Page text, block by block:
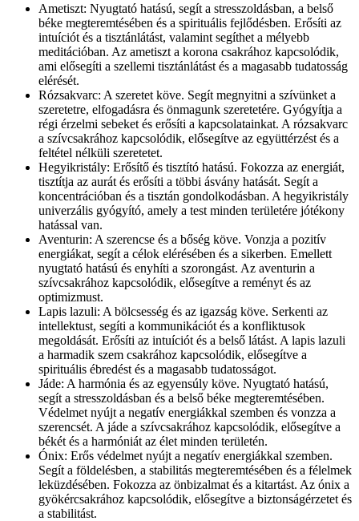
Ametiszt: Nyugtató hatású, segít a stresszoldásban, a belső
béke megteremtésében és a spirituális fejlődésben. Erősíti az
intuíciót és a tisztánlátást, valamint segíthet a mélyebb
meditációban. Az ametiszt a korona csakrához kapcsolódik,
ami elősegíti a szellemi tisztánlátást és a magasabb tudatosság
elérését.
Rózsakvarc: A szeretet köve. Segít megnyitni a szívünket a
szeretetre, elfogadásra és önmagunk szeretetére. Gyógyítja a
régi érzelmi sebeket és erősíti a kapcsolatainkat. A rózsakvarc
a szívcsakrához kapcsolódik, elősegítve az együttérzést és a
feltétel nélküli szeretetet.
Hegyikristály: Erősítő és tisztító hatású. Fokozza az energiát,
tisztítja az aurát és erősíti a többi ásvány hatását. Segít a
koncentrációban és a tisztán gondolkodásban. A hegyikristály
univerzális gyógyító, amely a test minden területére jótékony
hatással van.
Aventurin: A szerencse és a bőség köve. Vonzja a pozitív
energiákat, segít a célok elérésében és a sikerben. Emellett
nyugtató hatású és enyhíti a szorongást. Az aventurin a
szívcsakrához kapcsolódik, elősegítve a reményt és az
optimizmust.
Lapis lazuli: A bölcsesség és az igazság köve. Serkenti az
intellektust, segíti a kommunikációt és a konfliktusok
megoldását. Erősíti az intuíciót és a belső látást. A lapis lazuli
a harmadik szem csakrához kapcsolódik, elősegítve a
spirituális ébredést és a magasabb tudatosságot.
Jáde: A harmónia és az egyensúly köve. Nyugtató hatású,
segít a stresszoldásban és a belső béke megteremtésében.
Védelmet nyújt a negatív energiákkal szemben és vonzza a
szerencsét. A jáde a szívcsakrához kapcsolódik, elősegítve a
békét és a harmóniát az élet minden területén.
Ónix: Erős védelmet nyújt a negatív energiákkal szemben.
Segít a földelésben, a stabilitás megteremtésében és a félelmek
leküzdésében. Fokozza az önbizalmat és a kitartást. Az ónix a
gyökércsakrához kapcsolódik, elősegítve a biztonságérzetet és
a stabilitást.